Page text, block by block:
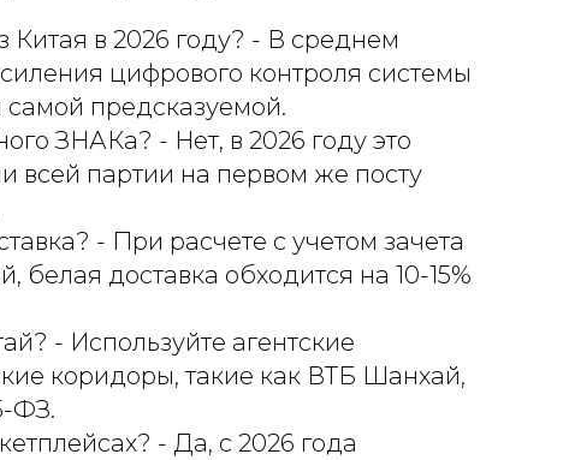
Китая в 2026 году? - В среднем
цифрового контроля системы
самой предсказуемой.
ЗНАКа? - Нет, в 2026 году это
всей партии на первом же посту
- При расчете с учетом зачета
белая доставка обходится на 10-15%
- Используйте агентские
коридоры, такие как ВТБ Шанхай,
ФЗ.
- Да, с 2026 года